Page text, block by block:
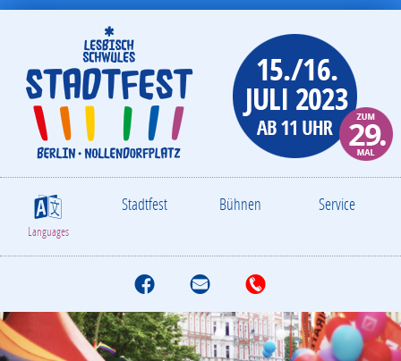
S
Languages
Stadtfest Bühnen Service
f M T